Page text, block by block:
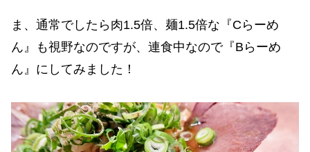
ま、通常でしたら肉1.5倍、麺1.5倍な『Cらーめ
ん』も視野なのですが、連食中なので『Bらーめ
ん』にしてみました！